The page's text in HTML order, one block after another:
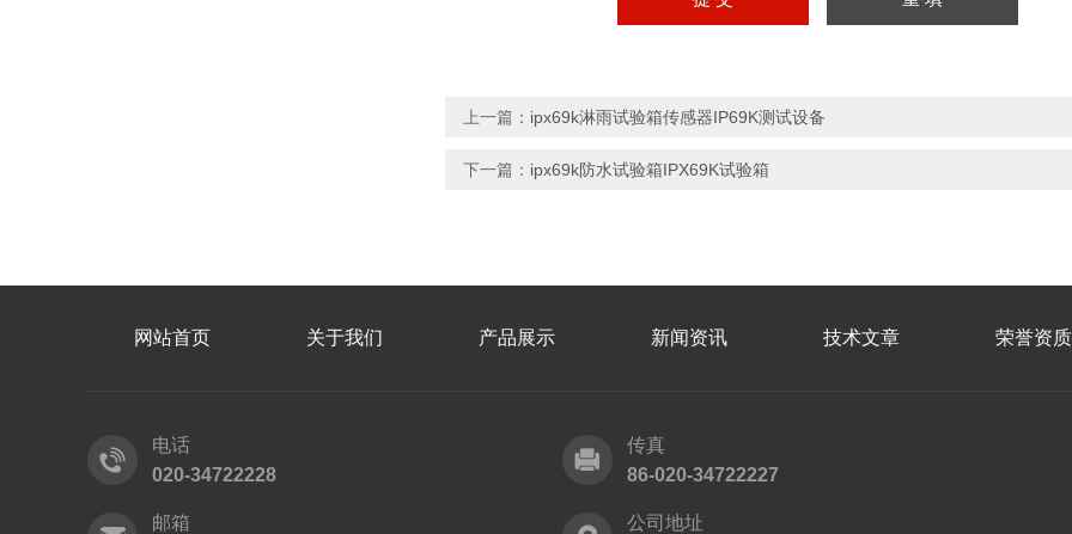
上一篇： ipx69k淋雨试验箱传感器IP69K测试设备
下一篇： ipx69k防水试验箱IPX69K试验箱
网站首页 关于我们 产品展示 新闻资讯 技术文章 荣誉资质
电话
020-34722228
传真
86-020-34722227
邮箱 公司地址